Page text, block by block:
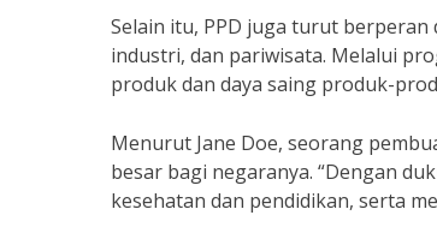
Selain itu, PPD juga turut
industri, dan pariwisata. Melalui
produk dan daya saing produk-
Menurut Jane Doe, seorang
besar bagi negaranya. “Dengan
kesehatan dan pendidikan, serta